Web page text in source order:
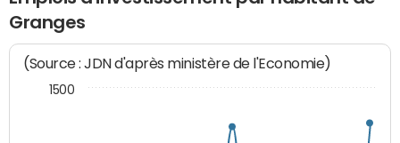
Granges
(Source : JDN d'après ministère de l'Economie)
1500